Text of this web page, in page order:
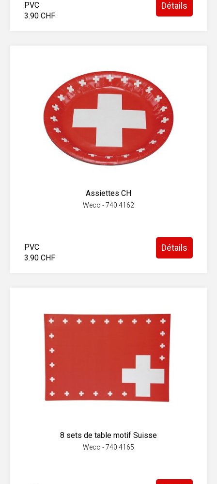
PVC
3.90 CHF
Détails
Assiettes CH
Weco - 740.4162
PVC
3.90 CHF
Détails
8 sets de table motif Suisse
Weco - 740.4165